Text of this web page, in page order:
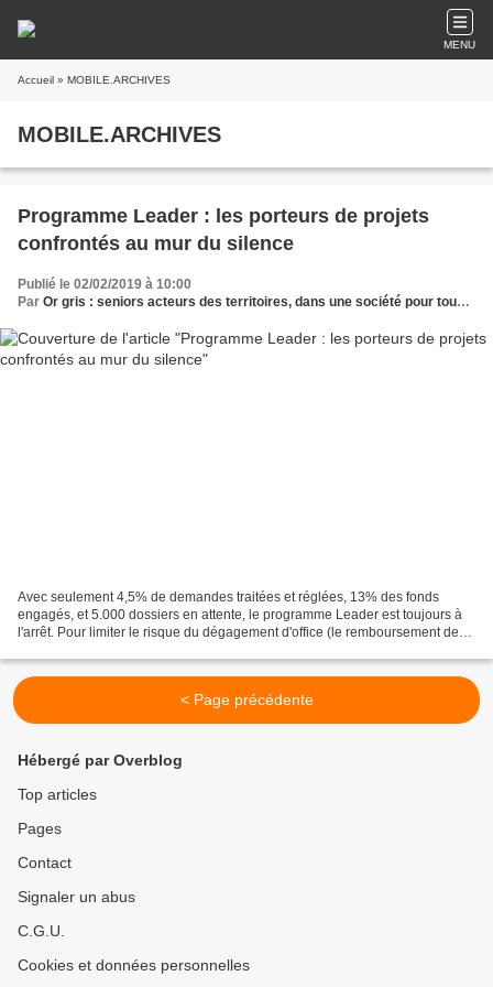
MENU
Accueil » MOBILE.ARCHIVES
MOBILE.ARCHIVES
Programme Leader : les porteurs de projets
confrontés au mur du silence
Publié le 02/02/2019 à 10:00
Par Or gris : seniors acteurs des territoires, dans une société pour tous les âges
Avec seulement 4,5% de demandes traitées et réglées, 13% des fonds
engagés, et 5.000 dossiers en attente, le programme Leader est toujours à
l'arrêt. Pour limiter le risque du dégagement d'office (le remboursement des
< Page précédente
Hébergé par Overblog
Top articles
Pages
Contact
Signaler un abus
C.G.U.
Cookies et données personnelles